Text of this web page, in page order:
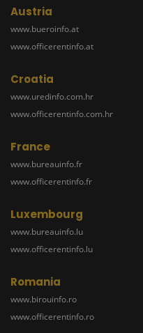
Austria
www.bueroinfo.at
www.officerentinfo.at
Croatia
www.uredinfo.com.hr
www.officerentinfo.com.hr
France
www.bureauinfo.fr
www.officerentinfo.fr
Luxembourg
www.bureauinfo.lu
www.officerentinfo.lu
Romania
www.birouinfo.ro
www.officerentinfo.ro